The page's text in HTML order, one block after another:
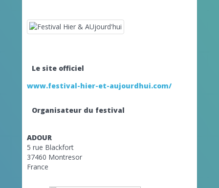
Le site officiel
www.festival-hier-et-aujourdhui.com/
Organisateur du festival
ADOUR
5 rue Blackfort
37460 Montresor
France